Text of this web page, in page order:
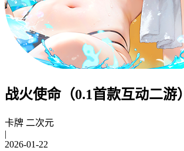
战火使命（0.1首款互动二游）
卡牌 二次元
|
2026-01-22